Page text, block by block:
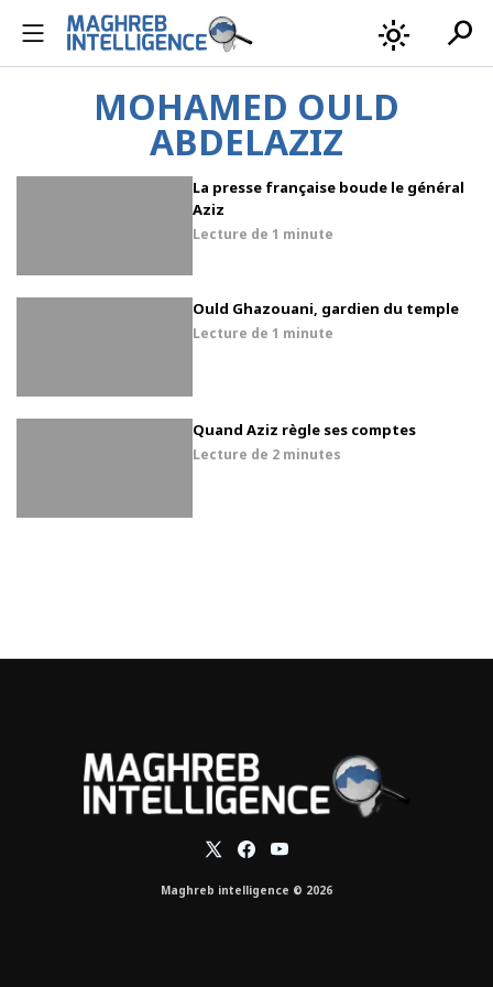
light_mode search
MOHAMED OULD
ABDELAZIZ
La presse française boude le général
Aziz
Lecture de 1 minute
Ould Ghazouani, gardien du temple
Lecture de 1 minute
Quand Aziz règle ses comptes
Lecture de 2 minutes
Maghreb intelligence © 2026